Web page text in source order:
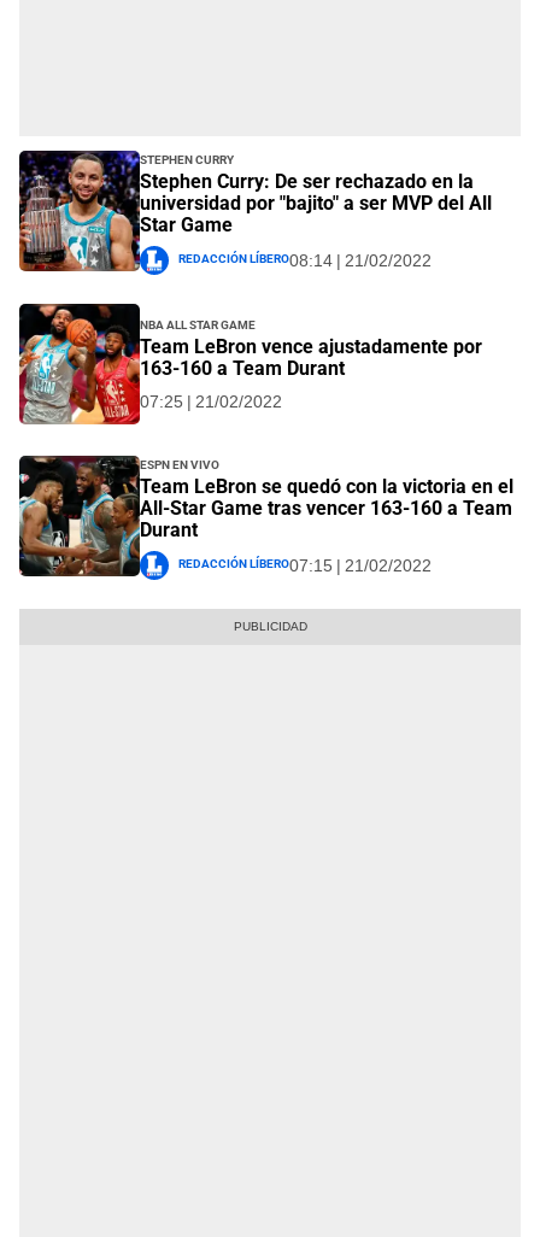
Stephen Curry
Stephen Curry: De ser rechazado en la
universidad por "bajito" a ser MVP del All
Star Game
Redacción Líbero08:14 | 21/02/2022
NBA All Star Game
Team LeBron vence ajustadamente por
163-160 a Team Durant
07:25 | 21/02/2022
ESPN EN VIVO
Team LeBron se quedó con la victoria en el
All-Star Game tras vencer 163-160 a Team
Durant
Redacción Líbero07:15 | 21/02/2022